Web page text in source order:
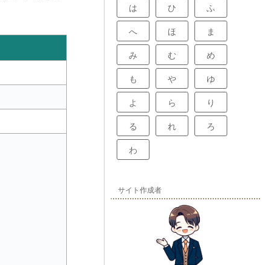
は ひ ふ
へ ほ ま
み む め
も や ゆ
よ ら り
る れ ろ
わ
サイト作成者